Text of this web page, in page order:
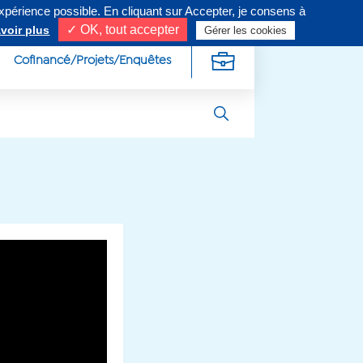
nous sur
Cofinancé/Projets/Enquêtes
possible. En cliquant sur Accepter, je consens à
plus ✓ OK, tout accepter Gérer les cookies